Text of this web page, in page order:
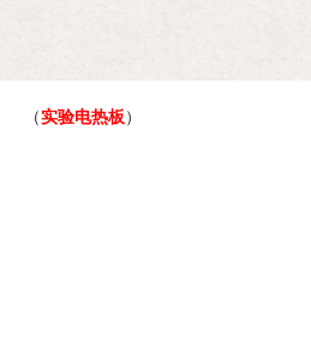
（实验电热板）